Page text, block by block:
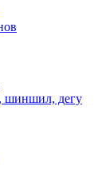
шиншил, дегу